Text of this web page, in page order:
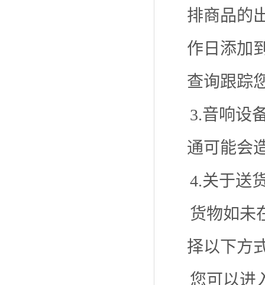
排商品的
作日添加
查询跟踪
3.音响设
通可能会
4.关于送
货物如未
择以下方
您可以进